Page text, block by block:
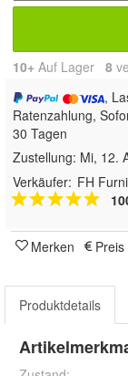
10+ Auf Lager 8
,
Ratenzahlung,
30 Tagen
Zustellung: Mi, 12.
Verkäufer: FH
Merken
Produktdetails